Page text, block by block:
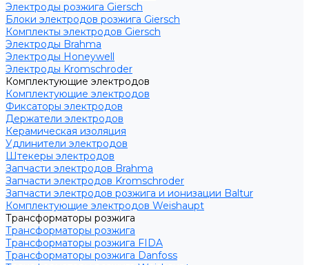
Электроды розжига Giersch
Блоки электродов розжига Giersch
Комплекты электродов Giersch
Электроды Brahma
Электроды Honeywell
Электроды Kromschroder
Комплектующие электродов
Комплектующие электродов
Фиксаторы электродов
Держатели электродов
Керамическая изоляция
Удлинители электродов
Штекеры электродов
Запчасти электродов Brahma
Запчасти электродов Kromschroder
Запчасти электродов розжига и ионизации Baltur
Комплектующие электродов Weishaupt
Трансформаторы розжига
Трансформаторы розжига
Трансформаторы розжига FIDA
Трансформаторы розжига Danfoss